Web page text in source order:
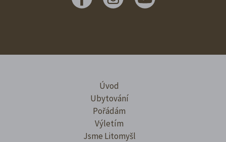
Úvod
Ubytování
Pořádám
Výletím
Jsme Litomyšl